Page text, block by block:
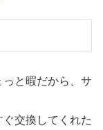
と暇だから、サ
交換してくれた